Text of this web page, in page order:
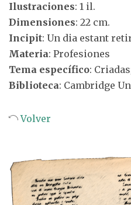
Ilustraciones: 1 il.
Dimensiones: 22 cm.
Incipit: Un dia estant
Materia: Profesiones
Tema específico:
Biblioteca: Cambridge
Volver